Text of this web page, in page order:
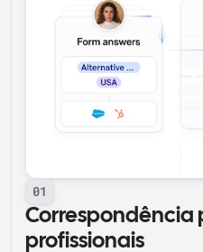
01
Correspondência
profissionais